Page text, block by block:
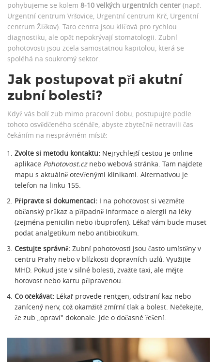
pohybujeme se kolem 8-10 velkých urgentních center (např.
Urgentní centrum Vršovice, Urgentní centrum Krč, Urgentní
centrum Žižkov). Tato centra jsou klíčová pro rychlou
diagnostiku, ale opět nepokrývají stomatologii. Zubní
pohotovosti jsou zcela samostatnou kapitolou, která se
spoléhá na soukromý sektor.
Jak postupovat při akutní
zubní bolesti?
Když vás bolí zub mimo pracovní dobu, postupujte podle
tohoto osvědčeného scénáře, abyste zbytečně netravili čas
čekáním na nesprávném místě:
Zvolte si metodu kontaktu: Nejrychlejší cestou je online
aplikace Pohotovost.cznebo webová stránka. Tam najdete
mapu s aktuálně otevřenými klinikami. Alternativou je
telefon na linku 155.
Připravte si dokumentaci: I na pohotovost si vezměte
občanský průkaz a případně informace o alergii na léky
(zejména penicilin nebo ibuprofen). Lékař vám bude muset
podat analgetikum nebo antibiotikum.
Cestujte správně: Zubní pohotovosti jsou často umístěny v
centru Prahy nebo v blízkosti dopravních uzlů. Využijte
MHD. Pokud jste v silné bolesti, zvažte taxi, ale mějte
hotovost nebo kartu připravenou.
Co očekávat: Lékař provede rentgen, odstraní kaz nebo
zanícený nerv, což okamžitě zmírní tlak a bolest. Nečekejte,
že zub „opraví" dokonale. Jde o dočasné řešení.